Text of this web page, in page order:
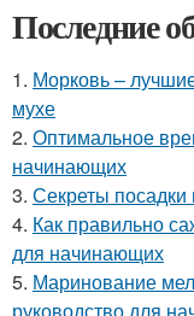
Последние
1. Морковь –
мухе
2. Оптимальное
начинающих
3. Секреты
4. Как правильно
для начинающих
5. Маринование